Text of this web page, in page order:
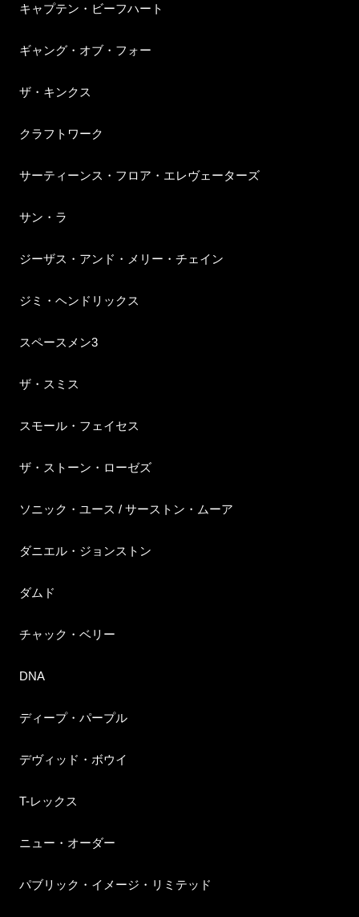
キャプテン・ビーフハート
ギャング・オブ・フォー
ザ・キンクス
クラフトワーク
サーティーンス・フロア・エレヴェーターズ
サン・ラ
ジーザス・アンド・メリー・チェイン
ジミ・ヘンドリックス
スペースメン3
ザ・スミス
スモール・フェイセス
ザ・ストーン・ローゼズ
ソニック・ユース / サーストン・ムーア
ダニエル・ジョンストン
ダムド
チャック・ベリー
DNA
ディープ・パープル
デヴィッド・ボウイ
T-レックス
ニュー・オーダー
パブリック・イメージ・リミテッド